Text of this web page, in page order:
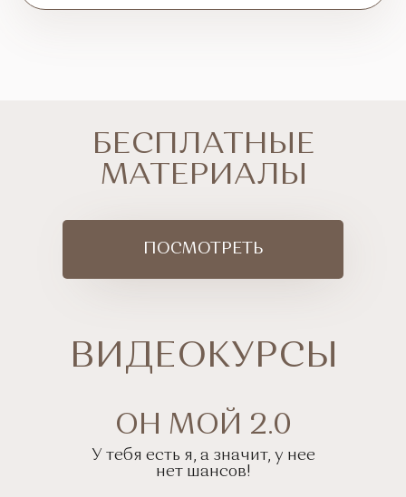
БЕСПЛАТНЫЕ
МАТЕРИАЛЫ
ПОСМОТРЕТЬ
СКАЧАТЬ
ПРАВИЛА
БЕЗУПРЕЧНОЙ
ВИДЕОКУРСЫ
ОН МОЙ 2.0
У тебя есть я, а значит, у нее
нет шансов!